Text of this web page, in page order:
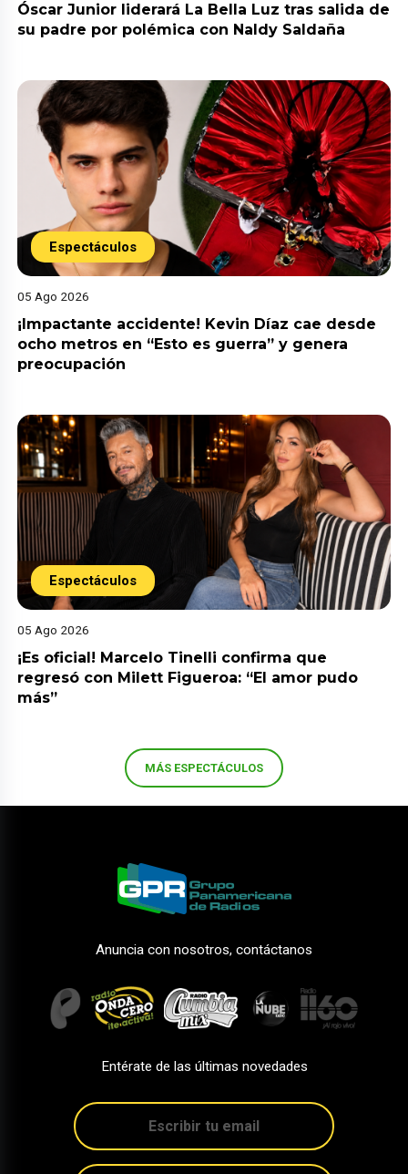
Óscar Junior liderará La Bella Luz tras salida de
su padre por polémica con Naldy Saldaña
Espectáculos
05 Ago 2026
¡Impactante accidente! Kevin Díaz cae desde
ocho metros en “Esto es guerra” y genera
preocupación
Espectáculos
05 Ago 2026
¡Es oficial! Marcelo Tinelli confirma que
regresó con Milett Figueroa: “El amor pudo
más”
MÁS ESPECTÁCULOS
Anuncia con nosotros, contáctanos
Entérate de las últimas novedades